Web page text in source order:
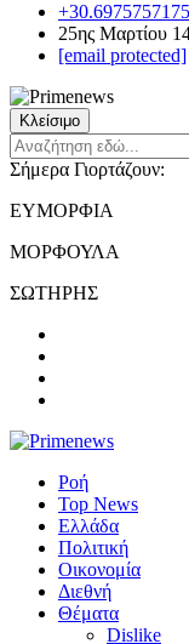
+30.6975757175
25ης Μαρτίου
[email protected]
Κλείσιμο
Σήμερα Γιορτάζουν:
ΕΥΜΟΡΦΙΑ
ΜΟΡΦΟΥΛΑ
ΣΩΤΗΡΗΣ
Ροή
Top News
Ελλάδα
Πολιτική
Οικονομία
Διεθνή
Θέματα
Dislike